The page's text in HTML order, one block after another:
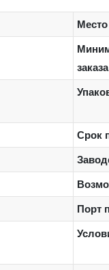
заказа
Срок
Порт